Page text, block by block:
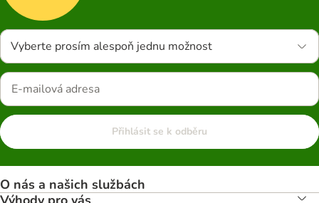
Vyberte prosím alespoň jednu možnost
Přihlásit se k odběru
O nás a našich službách